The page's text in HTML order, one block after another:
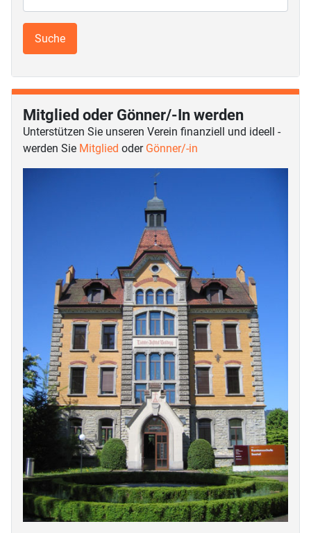
Mitglied oder Gönner/-In werden
Unterstützen Sie unseren Verein finanziell und ideell -
werden Sie Mitglied oder Gönner/-in